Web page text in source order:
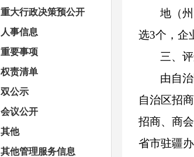
重大行政决策预公开
人事信息
重要事项
权责清单
双公示
会议公开
其他
其他管理服务信息
地（
选3个，企
三、
由自
自治区招
招商、商
省市驻疆